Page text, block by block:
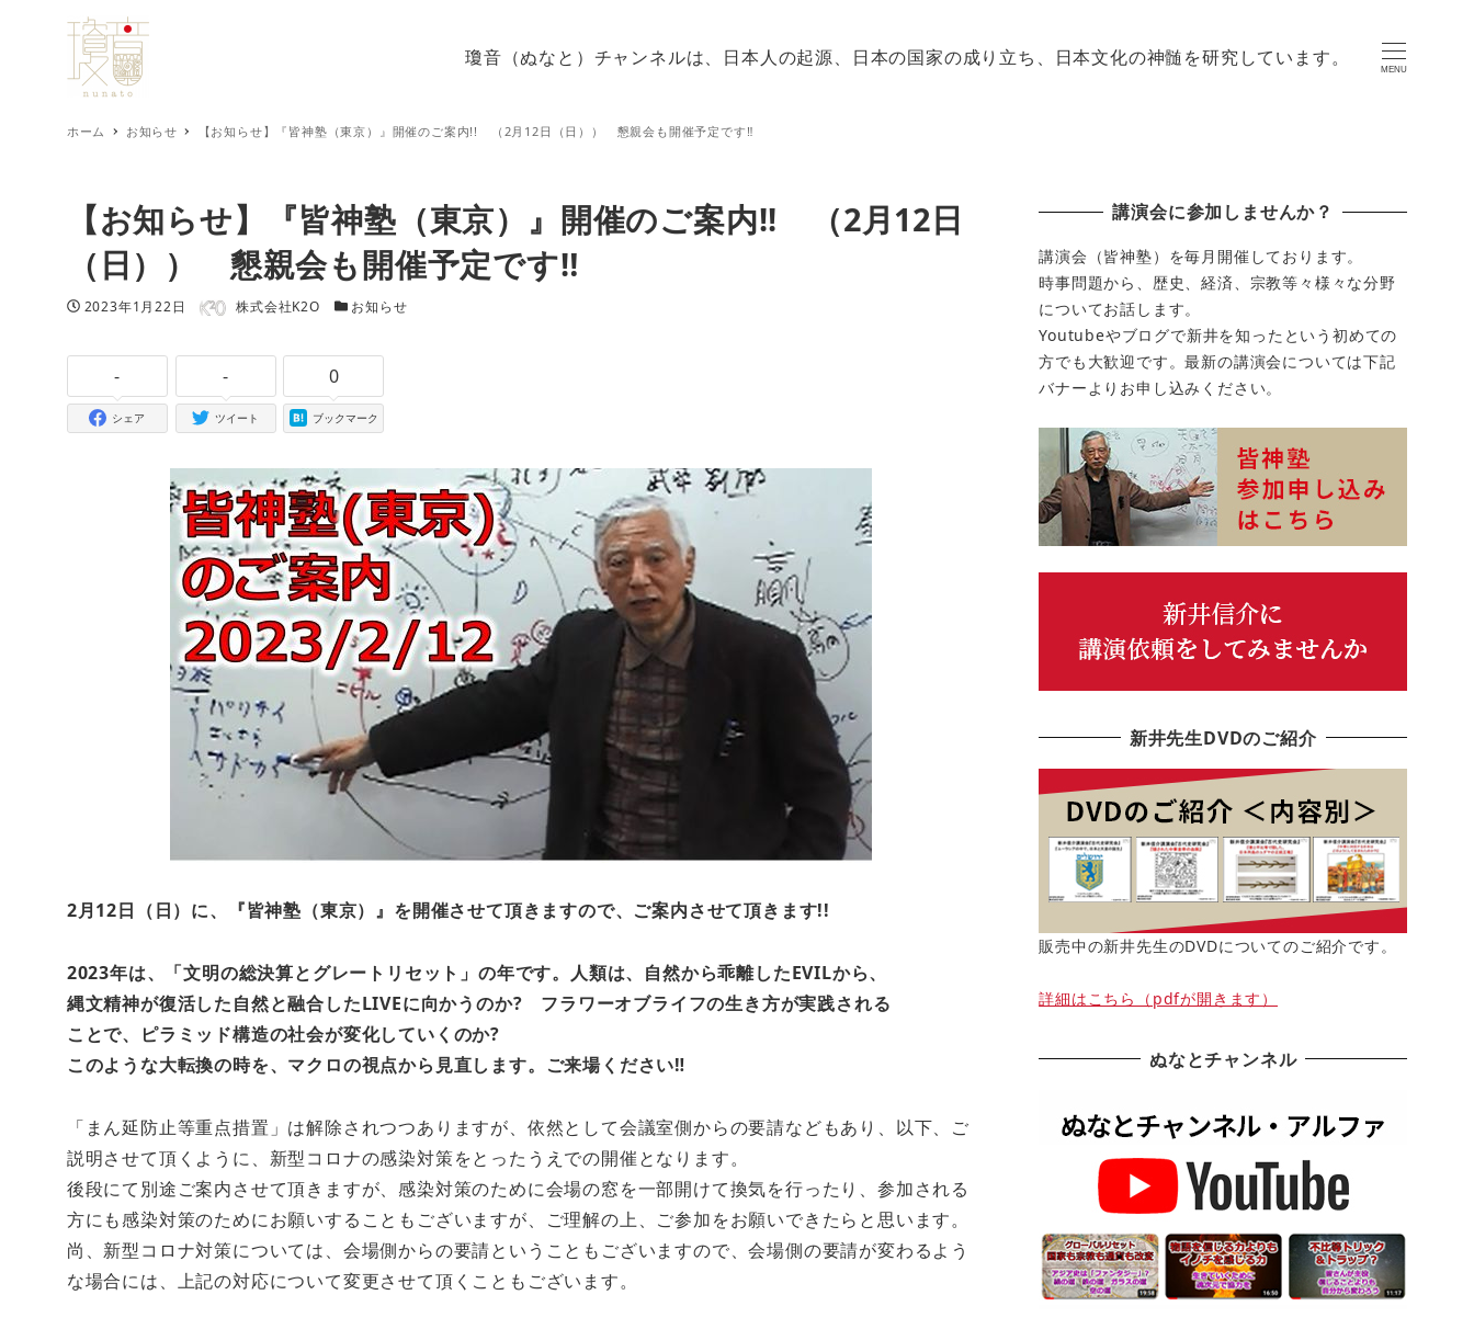
瓊音（ぬなと）チャンネルは、日本人の起源、日本の国家の成り立ち、日本文化の神髄を研究しています。
MENU
ホーム お知らせ 【お知らせ】『皆神塾（東京）』開催のご案内!! （2月12日（日）） 懇親会も開催予定です‼
【お知らせ】『皆神塾（東京）』開催のご案内!! （2月12日
（日）） 懇親会も開催予定です‼
投稿日
2023年1月22日 著者 株式会社K2O カテゴリー
お知らせ
-
シェア
-
ツイート
0
ブックマーク
2月12日（日）に、『皆神塾（東京）』を開催させて頂きますので、ご案内させて頂きます!!
2023年は、「文明の総決算とグレートリセット」の年です。人類は、自然から乖離したEVILから、
縄文精神が復活した自然と融合したLIVEに向かうのか? フラワーオブライフの生き方が実践される
ことで、ピラミッド構造の社会が変化していくのか?
このような大転換の時を、マクロの視点から見直します。ご来場ください‼
「まん延防止等重点措置」は解除されつつありますが、依然として会議室側からの要請などもあり、以下、ご
説明させて頂くように、新型コロナの感染対策をとったうえでの開催となります。
後段にて別途ご案内させて頂きますが、感染対策のために会場の窓を一部開けて換気を行ったり、参加される
方にも感染対策のためにお願いすることもございますが、ご理解の上、ご参加をお願いできたらと思います。
尚、新型コロナ対策については、会場側からの要請ということもございますので、会場側の要請が変わるよう
な場合には、上記の対応について変更させて頂くこともございます。
講演会に参加しませんか？
講演会（皆神塾）を毎月開催しております。
時事問題から、歴史、経済、宗教等々様々な分野
についてお話します。
Youtubeやブログで新井を知ったという初めての
方でも大歓迎です。最新の講演会については下記
バナーよりお申し込みください。
新井先生DVDのご紹介
販売中の新井先生のDVDについてのご紹介です。
詳細はこちら（pdfが開きます）
ぬなとチャンネル